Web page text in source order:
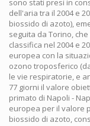
dell'aria tra il 2004 e
biossido di azoto),
seguita da Torino,
classifica nel 2004 e
europea con la
ozono troposferico
le vie respiratorie, e
77 giorni il valore
primato di Napoli -
europea per il valore
biossido di azoto,